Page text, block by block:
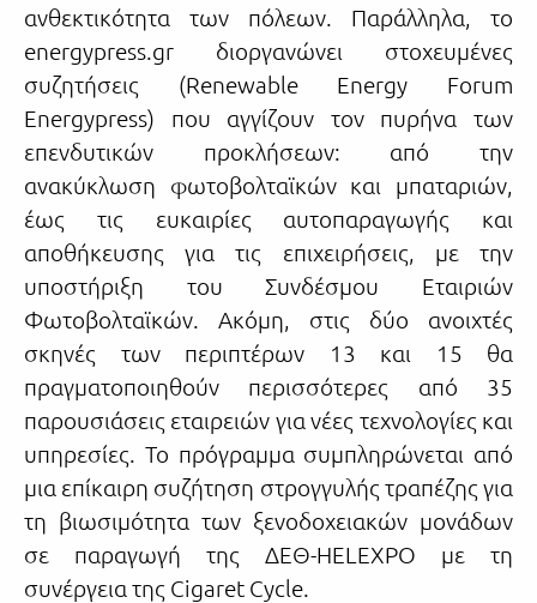
ανθεκτικότητα των πόλεων. Παράλληλα, το
energypress.gr διοργανώνει στοχευμένες
συζητήσεις (Renewable Energy Forum
Energypress) που αγγίζουν τον πυρήνα των
επενδυτικών προκλήσεων: από την
ανακύκλωση φωτοβολταϊκών και μπαταριών,
έως τις ευκαιρίες αυτοπαραγωγής και
αποθήκευσης για τις επιχειρήσεις, με την
υποστήριξη του Συνδέσμου Εταιριών
Φωτοβολταϊκών. Ακόμη, στις δύο ανοιχτές
σκηνές των περιπτέρων 13 και 15 θα
πραγματοποιηθούν περισσότερες από 35
παρουσιάσεις εταιρειών για νέες τεχνολογίες και
υπηρεσίες. Το πρόγραμμα συμπληρώνεται από
μια επίκαιρη συζήτηση στρογγυλής τραπέζης για
τη βιωσιμότητα των ξενοδοχειακών μονάδων
σε παραγωγή της ΔΕΘ-HELEXPO με τη
συνέργεια της Cigaret Cycle.